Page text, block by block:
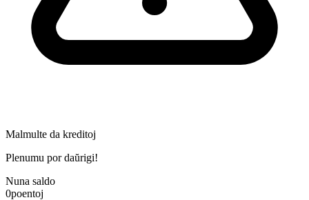
Malmulte da kreditoj
Plenumu por daŭrigi!
Nuna saldo
0poentoj